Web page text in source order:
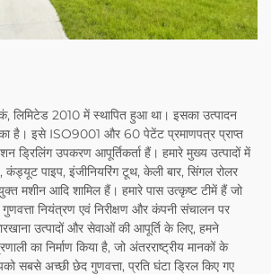
कं, लिमिटेड 2010 में स्थापित हुआ था। इसका उत्पादन
है। इसे ISO9001 और 60 पेटेंट प्रमाणपत्र प्राप्त
ड्रिलिंग उपकरण आपूर्तिकर्ता हैं। हमारे मुख्य उत्पादों में
कंड्यूट पाइप, इंजीनियरिंग टूथ, केली बार, सिंगल रोलर
मशीन आदि शामिल हैं। हमारे पास उत्कृष्ट टीमें हैं जो
नियंत्रण एवं निरीक्षण और कंपनी संचालन पर
उत्पादों और सेवाओं की आपूर्ति के लिए, हमने
का निर्माण किया है, जो अंतरराष्ट्रीय मानकों के
सबसे अच्छी छेद गुणवत्ता, प्रति घंटा ड्रिल किए गए